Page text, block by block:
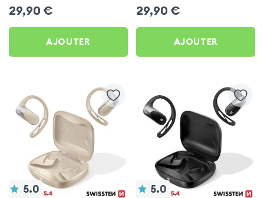
29,90 €
AJOUTER
29,90 €
AJOUTER
5.0 5.0